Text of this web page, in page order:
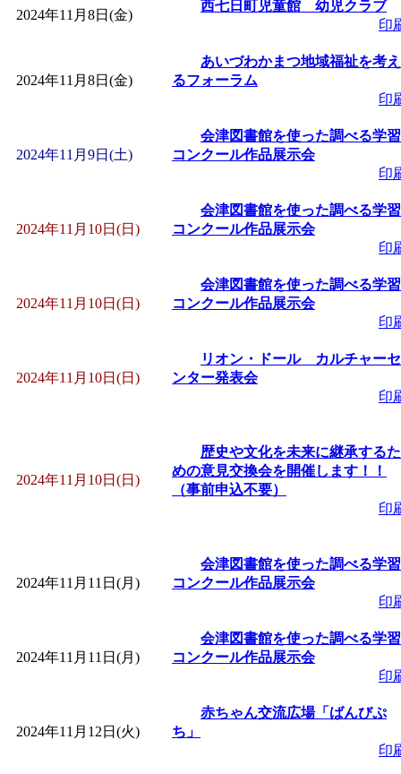
2024年11月8日(金)
西七日町児童館 幼児クラブ
印
2024年11月8日(金)
あいづわかまつ地域福祉を考え
るフォーラム
印
2024年11月9日(土)
会津図書館を使った調べる学習
コンクール作品展示会
印
2024年11月10日(日)
会津図書館を使った調べる学習
コンクール作品展示会
印
2024年11月10日(日)
会津図書館を使った調べる学習
コンクール作品展示会
印
2024年11月10日(日)
リオン・ドール カルチャーセ
ンター発表会
印
2024年11月10日(日)
歴史や文化を未来に継承するた
めの意見交換会を開催します！！
（事前申込不要）
印
2024年11月11日(月)
会津図書館を使った調べる学習
コンクール作品展示会
印
2024年11月11日(月)
会津図書館を使った調べる学習
コンクール作品展示会
印
2024年11月12日(火)
赤ちゃん交流広場「ばんびぷ
ち」
印